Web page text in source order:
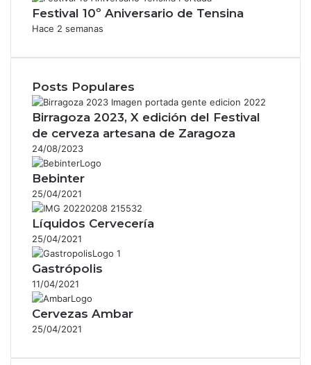
Festival 10º Aniversario de Tensina
Hace 2 semanas
Posts Populares
Birragoza 2023, X edición del Festival
de cerveza artesana de Zaragoza
24/08/2023
Bebinter
25/04/2021
Líquidos Cervecería
25/04/2021
Gastrópolis
11/04/2021
Cervezas Ambar
25/04/2021